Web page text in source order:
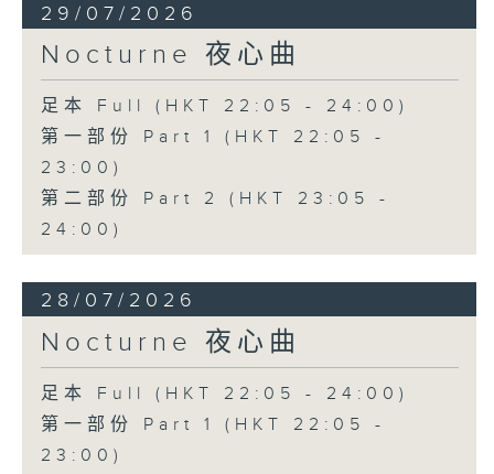
29/07/2026
Nocturne 夜心曲
足本 Full (HKT 22:05 - 24:00)
第一部份 Part 1 (HKT 22:05 -
23:00)
第二部份 Part 2 (HKT 23:05 -
24:00)
28/07/2026
Nocturne 夜心曲
足本 Full (HKT 22:05 - 24:00)
第一部份 Part 1 (HKT 22:05 -
23:00)